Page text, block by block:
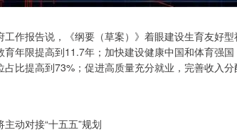
工作报告说，《纲要（草案）》着眼建设生育友好
育年限提高到11.7年；加快建设健康中国和体育强
占比提高到73%；促进高质量充分就业，完善收入分
动对接“十五五”规划
沪深300 4694.44